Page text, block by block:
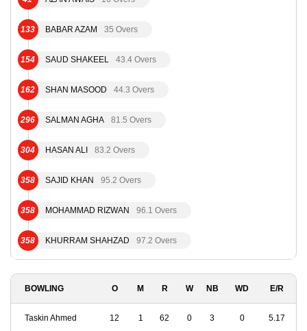
133 BABAR AZAM 35 Overs
154 SAUD SHAKEEL 43.4 Overs
162 SHAN MASOOD 44.3 Overs
296 SALMAN AGHA 81.5 Overs
304 HASAN ALI 83.2 Overs
358 SAJID KHAN 95.2 Overs
358 MOHAMMAD RIZWAN 96.1 Overs
358 KHURRAM SHAHZAD 97.2 Overs
BOWLING O M R W NB WD E/R
Taskin Ahmed 12 1 62 0 3 0 5.17